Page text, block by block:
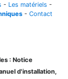
- Les matériels -
- Contact
: Notice
d'installation,